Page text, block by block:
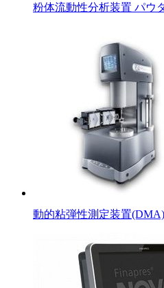
粉体流動性分析装置 パウ
動的粘弾性測定装置